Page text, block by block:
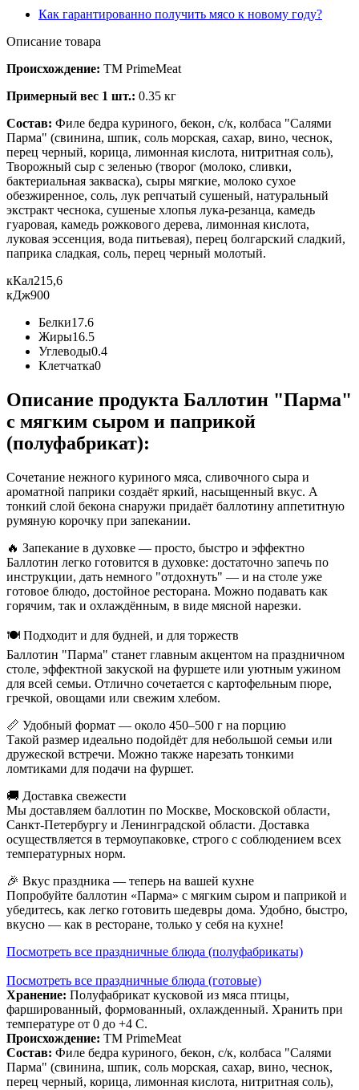
Как гарантированно получить мясо к новому году?
Описание товара
Происхождение: ТМ PrimeMeat
Примерный вес 1 шт.: 0.35 кг
Состав: Филе бедра куриного, бекон, с/к, колбаса "Салями
Парма" (свинина, шпик, соль морская, сахар, вино, чеснок,
перец черный, корица, лимонная кислота, нитритная соль),
Творожный сыр с зеленью (творог (молоко, сливки,
бактериальная закваска), сыры мягкие, молоко сухое
обезжиренное, соль, лук репчатый сушеный, натуральный
экстракт чеснока, сушеные хлопья лука-резанца, камедь
гуаровая, камедь рожкового дерева, лимонная кислота,
луковая эссенция, вода питьевая), перец болгарский сладкий,
паприка сладкая, соль, перец черный молотый.
кКал215,6
кДж900
Белки17.6
Жиры16.5
Углеводы0.4
Клетчатка0
Описание продукта Баллотин "Парма"
с мягким сыром и паприкой
(полуфабрикат):
Сочетание нежного куриного мяса, сливочного сыра и
ароматной паприки создаёт яркий, насыщенный вкус. А
тонкий слой бекона снаружи придаёт баллотину аппетитную
румяную корочку при запекании.
🔥 Запекание в духовке — просто, быстро и эффектно
Баллотин легко готовится в духовке: достаточно запечь по
инструкции, дать немного "отдохнуть" — и на столе уже
готовое блюдо, достойное ресторана. Можно подавать как
горячим, так и охлаждённым, в виде мясной нарезки.
🍽 Подходит и для будней, и для торжеств
Баллотин "Парма" станет главным акцентом на праздничном
столе, эффектной закуской на фуршете или уютным ужином
для всей семьи. Отлично сочетается с картофельным пюре,
гречкой, овощами или свежим хлебом.
📏 Удобный формат — около 450–500 г на порцию
Такой размер идеально подойдёт для небольшой семьи или
дружеской встречи. Можно также нарезать тонкими
ломтиками для подачи на фуршет.
🚚 Доставка свежести
Мы доставляем баллотин по Москве, Московской области,
Санкт-Петербургу и Ленинградской области. Доставка
осуществляется в термоупаковке, строго с соблюдением всех
температурных норм.
🎉 Вкус праздника — теперь на вашей кухне
Попробуйте баллотин «Парма» с мягким сыром и паприкой и
убедитесь, как легко готовить шедевры дома. Удобно, быстро,
вкусно — как в ресторане, только у себя на кухне!
Посмотреть все праздничные блюда (полуфабрикаты)
Посмотреть все праздничные блюда (готовые)
Хранение: Полуфабрикат кусковой из мяса птицы,
фаршированный, формованный, охлажденный. Хранить при
температуре от 0 до +4 С.
Происхождение: ТМ PrimeMeat
Состав: Филе бедра куриного, бекон, с/к, колбаса "Салями
Парма" (свинина, шпик, соль морская, сахар, вино, чеснок,
перец черный, корица, лимонная кислота, нитритная соль),